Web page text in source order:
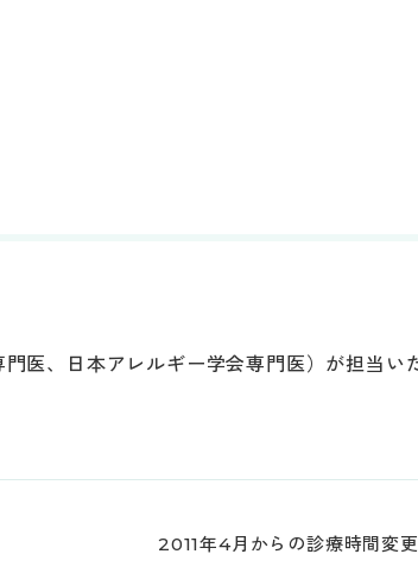
、日本アレルギー学会専門医）が担当い
2011年4月からの診療時間変